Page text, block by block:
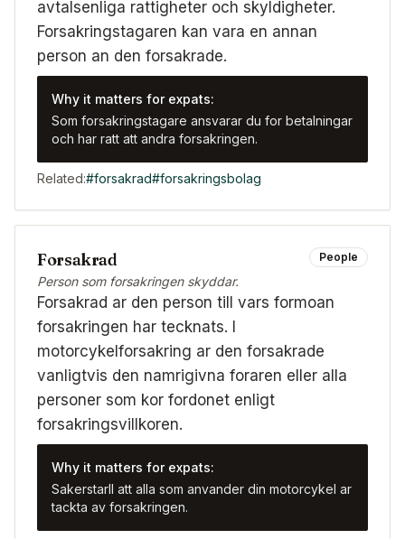
avtalsenliga rattigheter och skyldigheter.
Forsakringstagaren kan vara en annan
person an den forsakrade.
Why it matters for expats:
Som forsakringstagare ansvarar du for betalningar
och har ratt att andra forsakringen.
Related:#forsakrad#forsakringsbolag
Forsakrad
Person som forsakringen skyddar.
People
Forsakrad ar den person till vars formoan
forsakringen har tecknats. I
motorcykelforsakring ar den forsakrade
vanligtvis den namrigivna foraren eller alla
personer som kor fordonet enligt
forsakringsvillkoren.
Why it matters for expats:
Sakerstarll att alla som anvander din motorcykel ar
tackta av forsakringen.